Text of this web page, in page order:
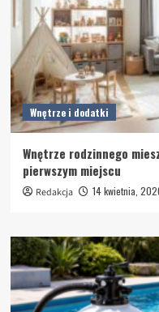
Wnętrze i dodatki
Wnętrze rodzinnego
pierwszym miejscu
Redakcja 14 kwietnia,